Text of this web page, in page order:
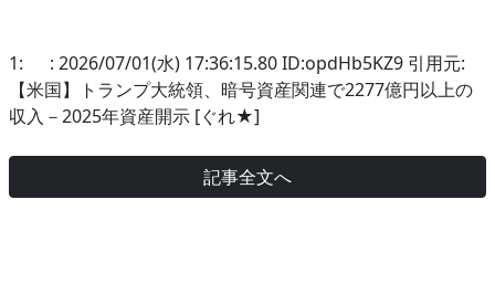
1: : 2026/07/01(水) 17:36:15.80 ID:opdHb5KZ9 引用元:
【米国】トランプ大統領、暗号資産関連で2277億円以上の
収入－2025年資産開示 [ぐれ★]
記事全文へ